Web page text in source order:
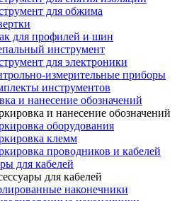
для обжима
для профилей и шин
инструмент
для электроники
измерительные приборы
инструментов
и нанесение обозначений
и нанесение обозначений
оборудования
клемм
проводников и кабелей
для кабелей
для кабелей
наконечники